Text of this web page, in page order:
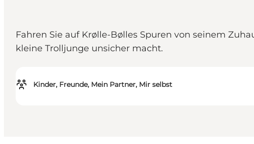
Fahren Sie auf Krølle-Bølles Spuren von seinem
kleine Trolljunge unsicher macht.
Kinder, Freunde, Mein Partner, Mir selbst